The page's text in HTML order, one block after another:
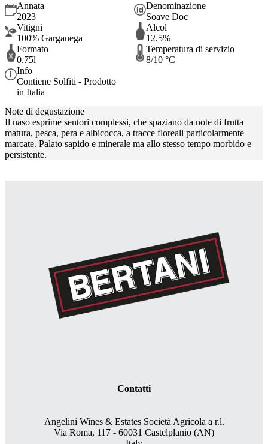
Annata
2023
Denominazione
Soave Doc
Vitigni
100% Garganega
Alcol
12.5%
Formato
0.75l
Temperatura di servizio
8/10 °C
Info
Contiene Solfiti - Prodotto
in Italia
Note di degustazione
Il naso esprime sentori complessi, che spaziano da note di frutta
matura, pesca, pera e albicocca, a tracce floreali particolarmente
marcate. Palato sapido e minerale ma allo stesso tempo morbido e
persistente.
Contatti
Angelini Wines & Estates Società Agricola a r.l.
Via Roma, 117 - 60031 Castelplanio (AN)